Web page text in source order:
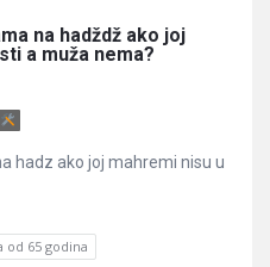
na hadždž ako joj
a muža nema?
hadz ako joj mahremi nisu u
od 65 godina